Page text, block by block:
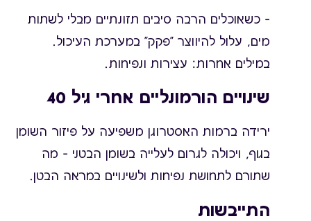
– כשאוכלים הרבה סיבים תזונתיים מבלי לשתות
מים, עלול להיווצר "פקק" במערכת העיכול.
במילים אחרות: עצירות ונפיחות.
שינויים הורמונליים אחרי גיל 40
ירידה ברמות האסטרוגן משפיעה על פיזור השומן
בגוף, ויכולה לגרום לעלייה בשומן הבטני – מה
שתורם לתחושת נפיחות ולשינויים במראה הבטן.
התייבשות